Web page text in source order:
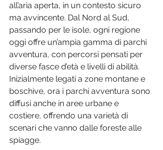
all’aria aperta, in un contesto sicuro
ma avvincente. Dal Nord al Sud,
passando per le isole, ogni regione
oggi offre un’ampia gamma di parchi
avventura, con percorsi pensati per
diverse fasce d’età e livelli di abilità.
Inizialmente legati a zone montane e
boschive, ora i parchi avventura sono
diffusi anche in aree urbane e
costiere, offrendo una varietà di
scenari che vanno dalle foreste alle
spiagge.